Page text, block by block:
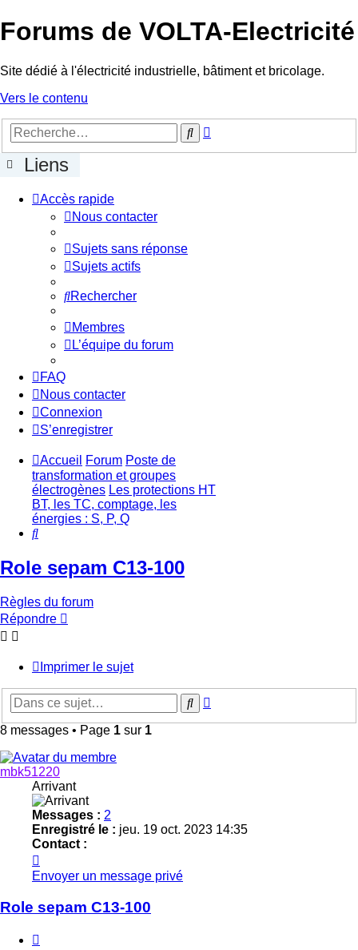
Forums de VOLTA-Electricité
Site dédié à l'électricité industrielle, bâtiment et bricolage.
Vers le contenu
Rechercher
Liens
Accès rapide
Nous contacter
Sujets sans réponse
Sujets actifs
Rechercher
Membres
L’équipe du forum
FAQ
Nous contacter
Connexion
S’enregistrer
Accueil Forum Poste de
transformation et groupes
électrogènes Les protections HT
BT, les TC, comptage, les
énergies : S, P, Q
Rechercher
Role sepam C13-100
Règles du forum
Répondre
Imprimer le sujet
Rechercher
8 messages • Page 1 sur 1
mbk51220
Arrivant
Messages : 2
Enregistré le : jeu. 19 oct. 2023 14:35
Contact :
mbk51220
Envoyer un message privé
Role sepam C13-100